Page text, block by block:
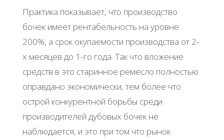
Практика показывает, что производство
бочек имеет рентабельность на уровне
200%, а срок окупаемости производства от 2-
х месяцев до 1-го года. Так что вложение
средств в это старинное ремесло полностью
оправдано экономически, тем более что
острой конкурентной борьбы среди
производителей дубовых бочек не
наблюдается, и это при том что рынок